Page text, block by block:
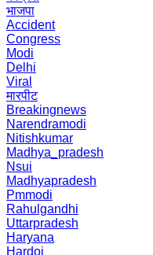
भाजपा
Accident
Congress
Modi
Delhi
Viral
मारपीट
Breakingnews
Narendramodi
Nitishkumar
Madhya_pradesh
Nsui
Madhyapradesh
Pmmodi
Rahulgandhi
Uttarpradesh
Haryana
Hardoi